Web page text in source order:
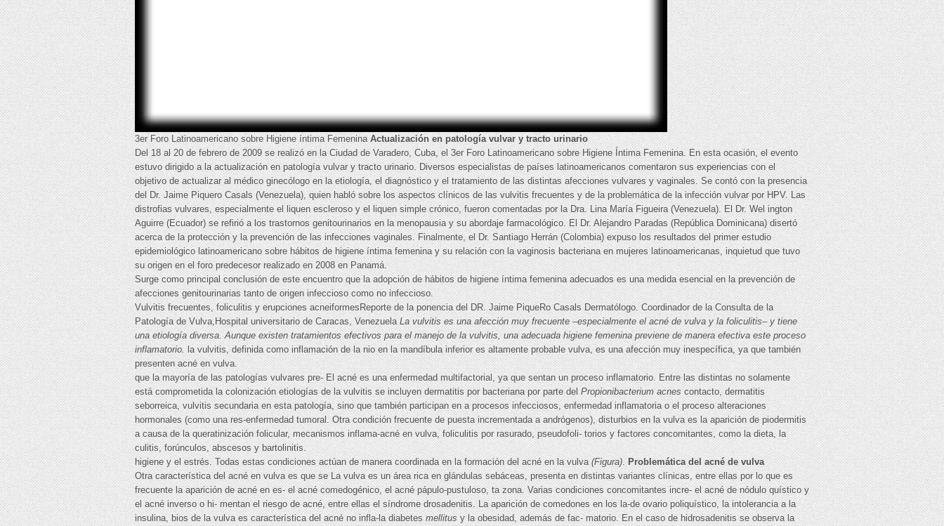
3er Foro Latinoamericano sobre Higiene íntima FemeninaActualización en patología vulvar y tracto urinario
Del 18 al 20 de febrero de 2009 se realizó en la Ciudad de Varadero, Cuba, el 3er Foro Latinoamericano sobre Higiene Íntima Femenina. En esta ocasión, el evento
estuvo dirigido a la actualización en patología vulvar y tracto urinario. Diversos especialistas de países latinoamericanos comentaron sus experiencias con el
objetivo de actualizar al médico ginecólogo en la etiología, el diagnóstico y el tratamiento de las distintas afecciones vulvares y vaginales. Se contó con la presencia
del Dr. Jaime Piquero Casals (Venezuela), quien habló sobre los aspectos clínicos de las vulvitis frecuentes y de la problemática de la infección vulvar por HPV. Las
distrofias vulvares, especialmente el liquen escleroso y el liquen simple crónico, fueron comentadas por la Dra. Lina María Figueira (Venezuela). El Dr. Wel ington
Aguirre (Ecuador) se refirió a los trastornos genitourinarios en la menopausia y su abordaje farmacológico. El Dr. Alejandro Paradas (República Dominicana) disertó
acerca de la protección y la prevención de las infecciones vaginales. Finalmente, el Dr. Santiago Herrán (Colombia) expuso los resultados del primer estudio
epidemiológico latinoamericano sobre hábitos de higiene íntima femenina y su relación con la vaginosis bacteriana en mujeres latinoamericanas, inquietud que tuvo
su origen en el foro predecesor realizado en 2008 en Panamá.
Surge como principal conclusión de este encuentro que la adopción de hábitos de higiene íntima femenina adecuados es una medida esencial en la prevención de
afecciones genitourinarias tanto de origen infeccioso como no infeccioso.
Vulvitis frecuentes, foliculitis y erupciones acneiformesReporte de la ponencia del DR. Jaime PiqueRo Casals Dermatólogo. Coordinador de la Consulta de la
Patología de Vulva,Hospital universitario de Caracas, VenezuelaLa vulvitis es una afección muy frecuente –especialmente el acné de vulva y la foliculitis– y tiene
una etiología diversa. Aunque existen tratamientos efectivos para el manejo de la vulvitis, una adecuada higiene femenina previene de manera efectiva este proceso
inflamatorio.la vulvitis, definida como inflamación de la nio en la mandíbula inferior es altamente probable vulva, es una afección muy inespecífica, ya que también
presenten acné en vulva.
que la mayoría de las patologías vulvares pre- El acné es una enfermedad multifactorial, ya que sentan un proceso inflamatorio. Entre las distintas no solamente
está comprometida la colonización etiologías de la vulvitis se incluyen dermatitis por bacteriana por parte delPropionibacterium acnescontacto, dermatitis
seborreica, vulvitis secundaria en esta patología, sino que también participan en a procesos infecciosos, enfermedad inflamatoria o el proceso alteraciones
hormonales (como una res-enfermedad tumoral. Otra condición frecuente de puesta incrementada a andrógenos), disturbios en la vulva es la aparición de piodermitis
a causa de la queratinización folicular, mecanismos inflama-acné en vulva, foliculitis por rasurado, pseudofoli- torios y factores concomitantes, como la dieta, la
culitis, forúnculos, abscesos y bartolinitis.
higiene y el estrés. Todas estas condiciones actúan de manera coordinada en la formación del acné en la vulva(Figura).Problemática del acné de vulva
Otra característica del acné en vulva es que se La vulva es un área rica en glándulas sebáceas, presenta en distintas variantes clínicas, entre ellas por lo que es
frecuente la aparición de acné en es- el acné comedogénico, el acné pápulo-pustuloso, ta zona. Varias condiciones concomitantes incre- el acné de nódulo quístico y
el acné inverso o hi- mentan el riesgo de acné, entre ellas el síndrome drosadenitis. La aparición de comedones en los la-de ovario poliquístico, la intolerancia a la
insulina, bios de la vulva es característica del acné no infla-la diabetesmellitus y la obesidad, además de fac- matorio. En el caso de hidrosadenitis se observa la